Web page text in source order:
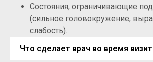
Состояния, ограничивающие
(сильное головокружение,
слабость).
Что сделает врач во время